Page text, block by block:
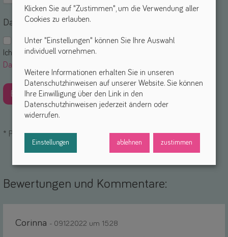
Datenschutz
Ich akzeptiere dieNutzungsbedingungen
Datenschutzerklärung
* Pflichtfelder
Bewertungen und Kommentare:
Corinna - 09.12.2022 um 15:28
Klicken Sie auf "Zustimmen", um die Verwendung aller
Cookies zu erlauben.
Unter "Einstellungen" können Sie Ihre Auswahl
individuell vornehmen.
Weitere Informationen erhalten Sie in unseren
Datenschutzhinweisen auf unserer Website. Sie können
Ihre Einwilligung über den Link in den
Datenschutzhinweisen jederzeit ändern oder
widerrufen.
Einstellungen ablehnen zustimmen